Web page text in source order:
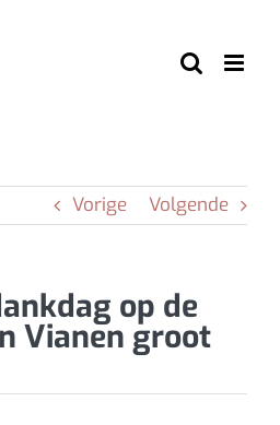
Vorige Volgende
op de
Vianen groot